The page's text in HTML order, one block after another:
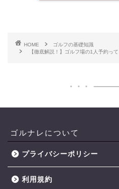
HOME
ゴルフの基礎知識
【徹底解説！】ゴルフ場の1人予約っ
ゴルナレについて
プライバシーポリシー
利用規約